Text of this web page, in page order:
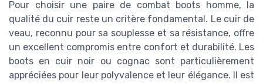
Pour choisir une paire de combat boots homme, la
qualité du cuir reste un critère fondamental. Le cuir de
veau, reconnu pour sa souplesse et sa résistance, offre
un excellent compromis entre confort et durabilité. Les
boots en cuir noir ou cognac sont particulièrement
appréciées pour leur polyvalence et leur élégance. Il est